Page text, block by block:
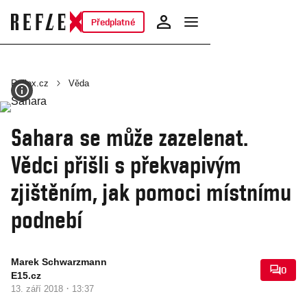
Předplatné
Reflex.cz Věda
Sahara se může zazelenat.
Vědci přišli s překvapivým
zjištěním, jak pomoci místnímu
podnebí
Marek Schwarzmann
E15.cz
13. září 2018 · 13:37
0